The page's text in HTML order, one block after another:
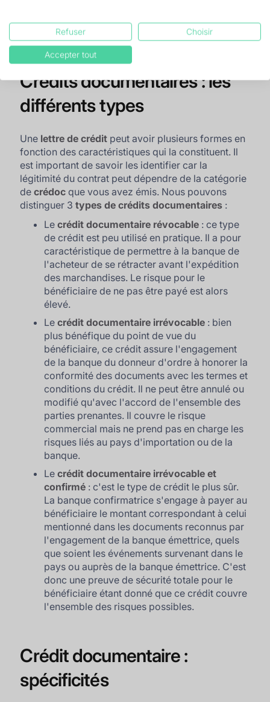
Étape 11 : La banque notificatrice procède au
paiement comptant ou à échéance auprès du
bénéficiaire.
Crédits documentaires : les
différents types
Une lettre de crédit peut avoir plusieurs formes en
fonction des caractéristiques qui la constituent. Il
est important de savoir les identifier car la
légitimité du contrat peut dépendre de la catégorie
decrédoc que vous avez émis. Nous pouvons
distinguer 3types de crédits documentaires :
Lecrédit documentaire révocable : ce type
de crédit est peu utilisé en pratique. Il a pour
caractéristique de permettre à la banque de
l'acheteur de se rétracter avant l'expédition
des marchandises. Le risque pour le
bénéficiaire de ne pas être payé est alors
élevé.
Lecrédit documentaire irrévocable : bien
plus bénéfique du point de vue du
bénéficiaire, ce crédit assure l'engagement
de la banque du donneur d'ordre à honorer la
conformité des documents avec les termes et
conditions du crédit. Il ne peut être annulé ou
modifié qu'avec l'accord de l'ensemble des
parties prenantes. Il couvre le risque
commercial mais ne prend pas en charge les
risques liés au pays d'importation ou de la
banque.
Lecrédit documentaire irrévocable et
confirmé : c'est le type de crédit le plus sûr.
La banque confirmatrice s'engage à payer au
bénéficiaire le montant correspondant à celui
mentionné dans les documents reconnus par
l'engagement de la banque émettrice, quels
que soient les événements survenant dans le
pays ou auprès de la banque émettrice. C'est
donc une preuve de sécurité totale pour le
bénéficiaire étant donné que ce crédit couvre
l'ensemble des risques possibles.
Crédit documentaire :
spécificités
Refuser Choisir
Accepter tout